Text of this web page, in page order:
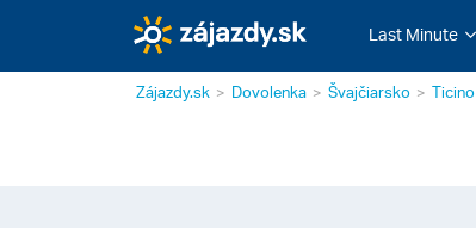
Last Minute
Zájazdy.sk Dovolenka Švajčiarsko Ticino